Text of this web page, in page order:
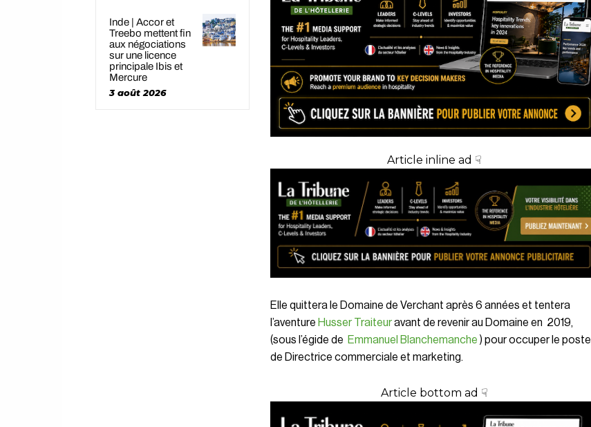
Inde | Accor et
Treebo mettent fin
aux négociations
sur une licence
principale Ibis et
Mercure
3 août 2026
Article inline ad ☟
Elle quittera le Domaine de Verchant après 6 années et tentera
l’aventure Husser Traiteuravant de revenir au Domaine en 2019,
(sous l’égide de Emmanuel Blanchemanche ) pour occuper le poste
de Directrice commerciale et marketing.
Article bottom ad ☟